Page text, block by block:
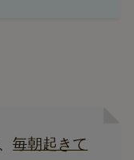
毎朝起きて